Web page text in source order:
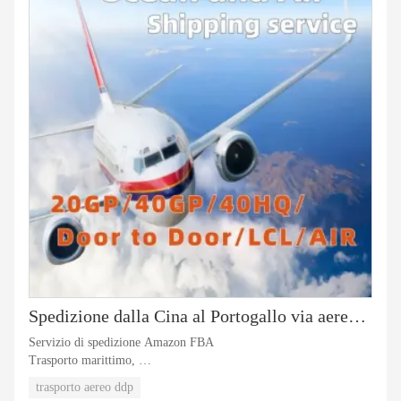
Spedizione dalla Cina al Portogallo via aerea marittima
Servizio di spedizione Amazon FBA
Trasporto marittimo,
Intermediazione doganale,
trasporto aereo ddp